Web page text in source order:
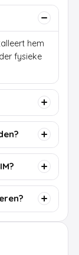
hem
fysieke